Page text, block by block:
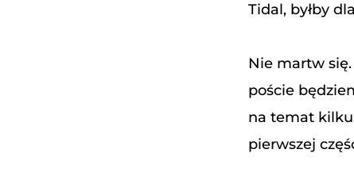
Tidal, byłby
Nie martw
poście
na temat
pierwszej